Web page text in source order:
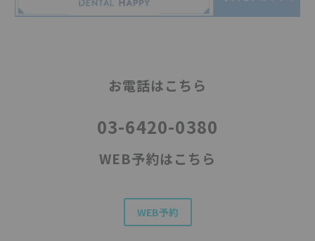
お電話はこちら
03-6420-0380
WEB予約はこちら
WEB予約